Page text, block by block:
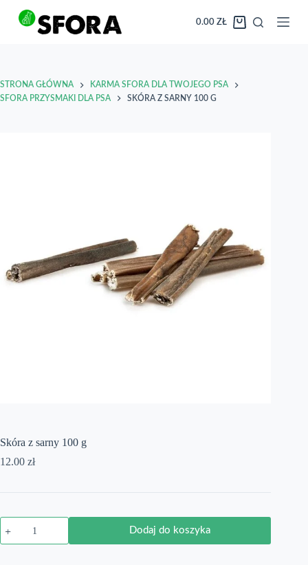
Koszyk
0.00 ZŁ
STRONA GŁÓWNA
KARMA SFORA DLA TWOJEGO PSA
SFORA PRZYSMAKI DLA PSA
SKÓRA Z SARNY 100 G
Skóra z sarny 100 g
12.00 zł
ilość
Skóra
z
Dodaj do koszyka